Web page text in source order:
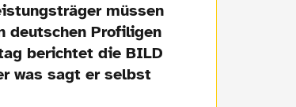
müssen
deutschen Profiligen
berichtet die BILD
was sagt er selbst